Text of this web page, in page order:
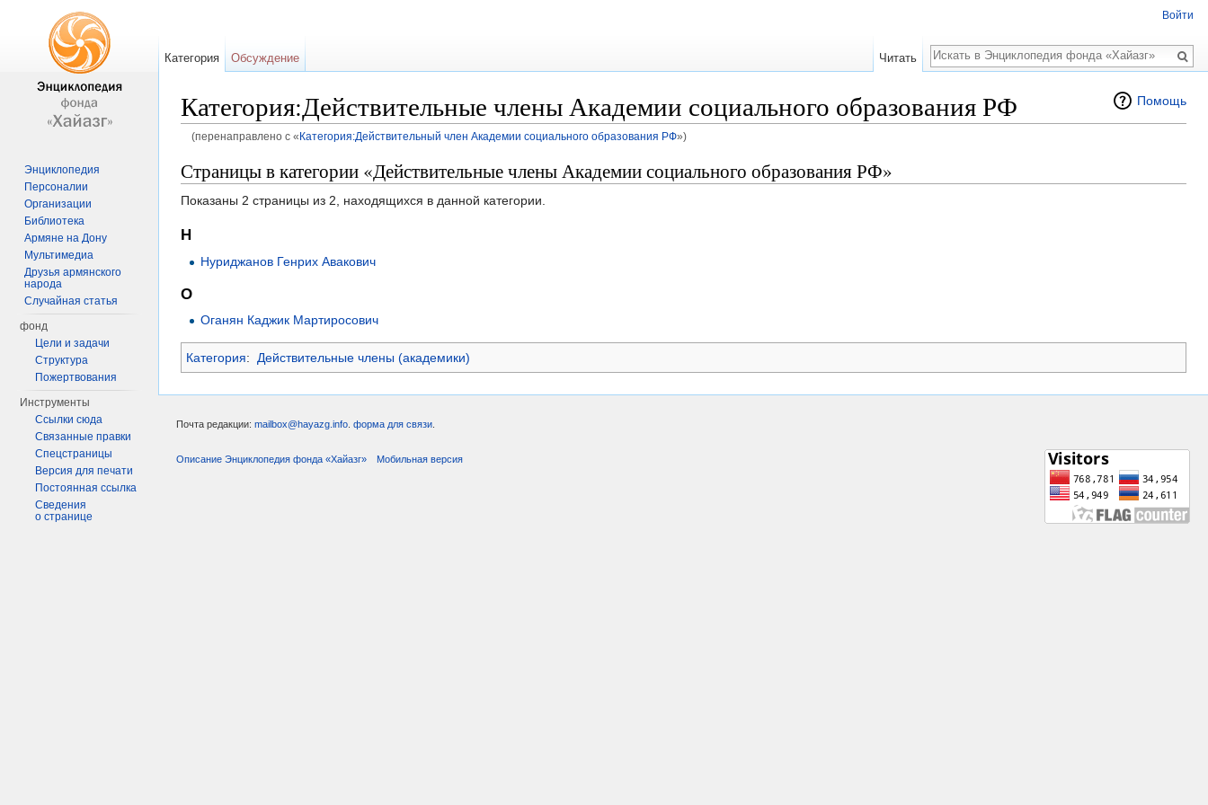
Помощь
Категория:Действительные члены Академии социального образования РФ
(перенаправлено с « Категория:Действительный член Академии социального образования РФ»)
Страницы в категории «Действительные члены Академии социального образования РФ»
Показаны 2 страницы из 2, находящихся в данной категории.
Н
Нуриджанов Генрих Авакович
О
Оганян Каджик Мартиросович
Категория: Действительные члены (академики)
Войти
Категория Обсуждение Читать
Поиск
Энциклопедия
Персоналии
Организации
Библиотека
Армяне на Дону
Мультимедиа
Друзья армянского
народа
Случайная статья
фонд
Цели и задачи
Структура
Пожертвования
Инструменты
Ссылки сюда
Связанные правки
Спецстраницы
Версия для печати
Постоянная ссылка
Сведения
о странице
Почта редакции: mailbox@hayazg.info форма для связи
Описание Энциклопедия фонда «Хайазг» Мобильная версия